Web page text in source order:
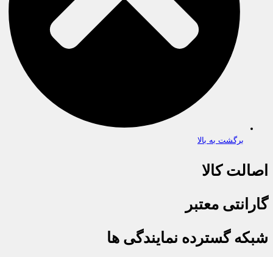
برگشت به بالا
اصالت کالا
گارانتی معتبر
شبکه گسترده نمایندگی ها